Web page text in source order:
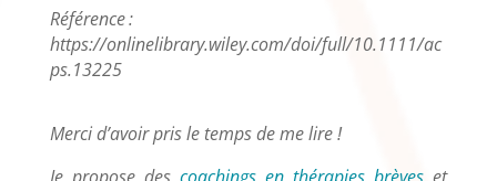
Référence :
https://onlinelibrary.wiley.com/doi/full/10.1111/ac
ps.13225
Merci d’avoir pris le temps de me lire !